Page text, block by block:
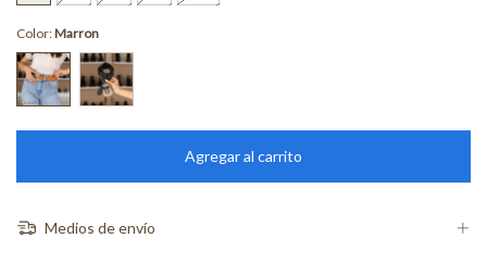
Color:Marron
Medios de envío